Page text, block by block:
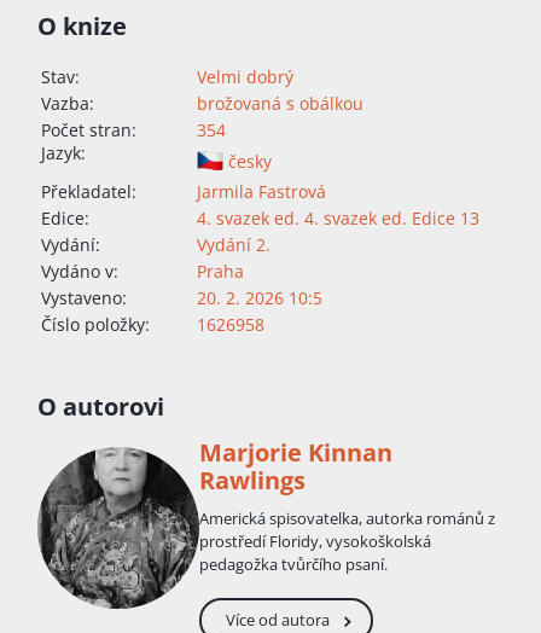
O knize
Stav:
Velmi dobrý
Vazba:
brožovaná s obálkou
Počet stran:
354
Jazyk:
česky
Překladatel:
Jarmila Fastrová
Edice:
4. svazek ed. 4. svazek ed. Edice 13
Vydání:
Vydání 2.
Vydáno v:
Praha
Vystaveno:
20. 2. 2026 10:5
Číslo položky:
1626958
O autorovi
Marjorie Kinnan
Rawlings
Americká spisovatelka, autorka románů z
prostředí Floridy, vysokoškolská
pedagožka tvůrčího psaní.
Více od autora